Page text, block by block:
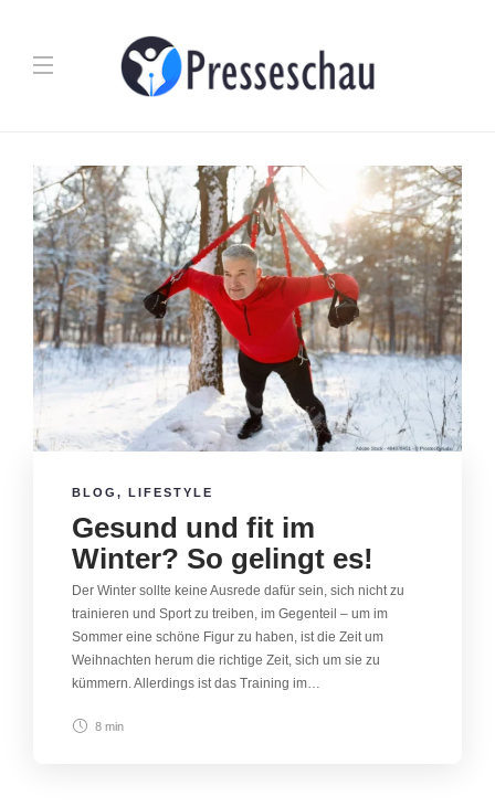
BLOG , LIFESTYLE
Gesund und fit im
Winter? So gelingt es!
Der Winter sollte keine Ausrede dafür sein, sich nicht zu
trainieren und Sport zu treiben, im Gegenteil – um im
Sommer eine schöne Figur zu haben, ist die Zeit um
Weihnachten herum die richtige Zeit, sich um sie zu
kümmern. Allerdings ist das Training im…
8 min